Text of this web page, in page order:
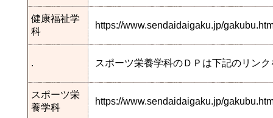
健康福祉学
科
https://www.sendaidaigaku.jp/
. スポーツ栄養学科のＤＰは下記のリン
スポーツ栄
養学科
https://www.sendaidaigaku.jp/